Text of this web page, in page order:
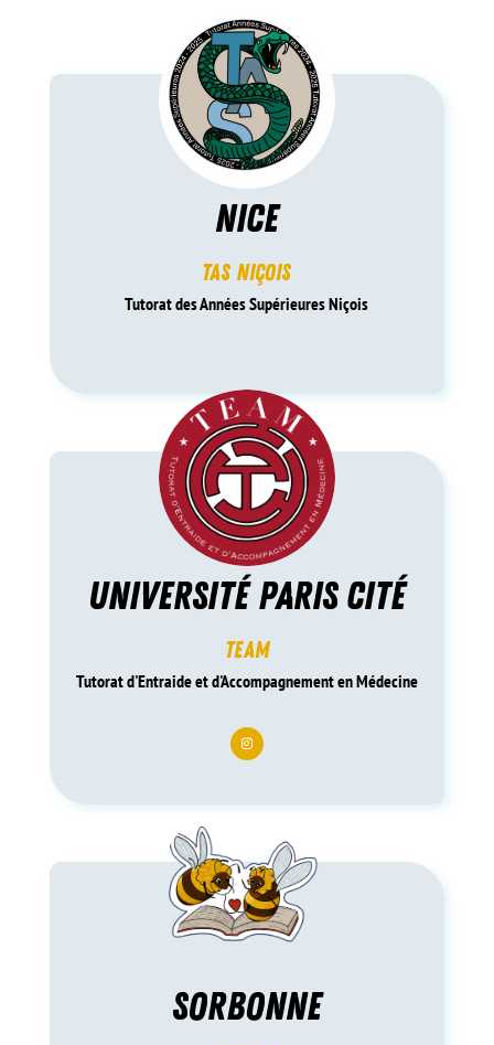
nice
tas niçois
Tutorat des Années Supérieures Niçois
université paris cité
team
Tutorat d'Entraide et d'Accompagnement en Médecine
sorbonne